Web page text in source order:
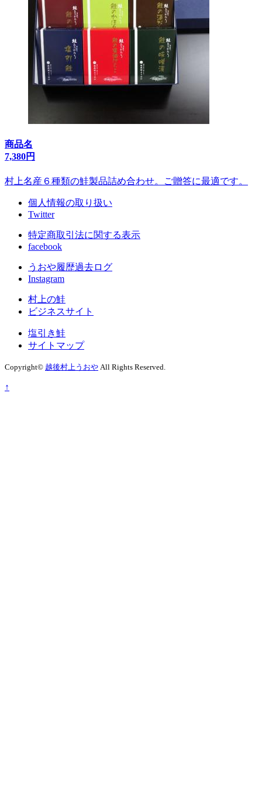
商品名
7,380円
村上名産６種類の鮭製品詰め合わせ。ご贈答に最適です。
個人情報の取り扱い
Twitter
特定商取引法に関する表示
facebook
うおや履歴過去ログ
Instagram
村上の鮭
ビジネスサイト
塩引き鮭
サイトマップ
Copyright© 越後村上うおや All Rights Reserved.
↑